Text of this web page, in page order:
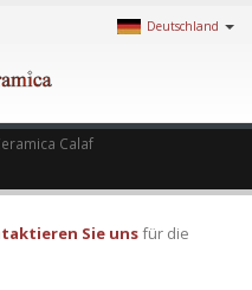
Deutschland
Calaf
Sie unsfür die